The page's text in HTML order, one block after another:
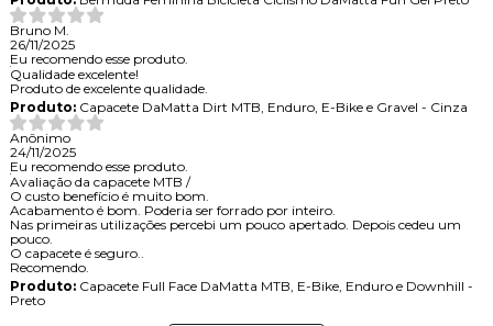
Bruno M.
26/11/2025
Eu recomendo esse produto.
Qualidade excelente!
Produto de excelente qualidade.
Produto:Capacete DaMatta Dirt MTB, Enduro, E-Bike e Gravel - Cinza
Anônimo
24/11/2025
Eu recomendo esse produto.
Avaliação da capacete MTB /
O custo benefício é muito bom.
Acabamento é bom. Poderia ser forrado por inteiro.
Nas primeiras utilizações percebi um pouco apertado. Depois cedeu um
pouco.
O capacete é seguro..
Recomendo.
Produto:Capacete Full Face DaMatta MTB, E-Bike, Enduro e Downhill -
Preto